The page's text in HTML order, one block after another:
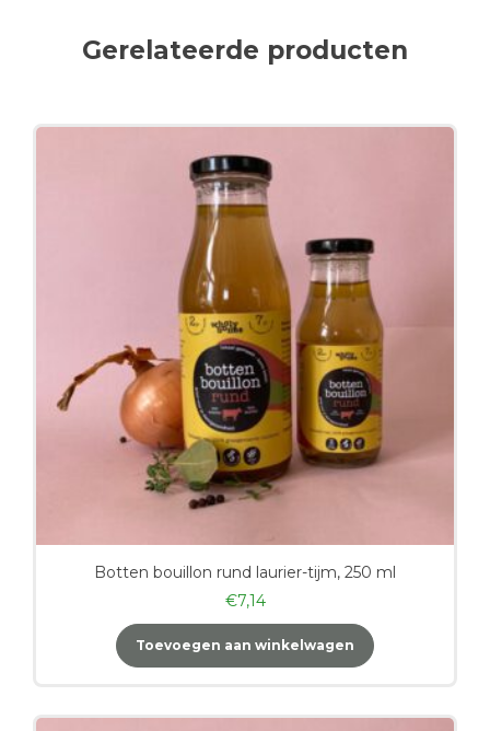
Gerelateerde producten
Botten bouillon rund laurier-tijm, 250 ml
€7,14
Toevoegen aan winkelwagen